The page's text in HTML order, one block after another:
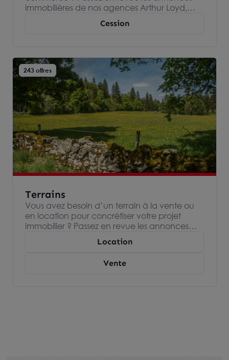
immobilières de nos agences Arthur Loyd,
spécialisées dans l’immobilier d’entreprise et
devenez propriétaire ou locataire de votre
Cession
243 offres
Terrains
Vous avez besoin d’un terrain à la vente ou
en location pour concrétiser votre projet
immobilier ? Passez en revue les annonces
immobilières de nos agences Arthur Loyd,
spécialisées dans l’immobilier d’entreprise et
Location
Vente